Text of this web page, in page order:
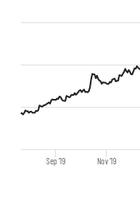
Sep '19 Nov '19